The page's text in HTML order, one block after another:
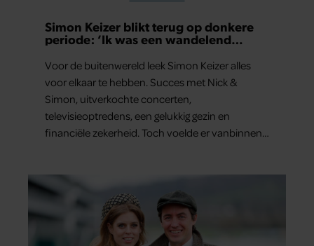
Simon Keizer blikt terug op donkere
periode: ‘Ik was een wandelend
Voor de buitenwereld leek Simon Keizer alles
voor elkaar te hebben. Succes met Nick &
Simon, uitverkochte concerten,
televisieoptredens, een gelukkig gezin en
financiële zekerheid. Toch voelde er vanbinnen
verder van zijn gevoel verwijderd raakte.